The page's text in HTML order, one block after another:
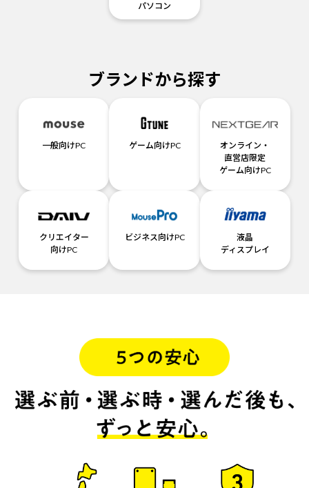
パソコン
ブランドから探す
一般向けPC ゲーム向けPC
オンライン・
直営店限定
ゲーム向けPC
クリエイター
向けPC
ビジネス向けPC
液晶
ディスプレイ